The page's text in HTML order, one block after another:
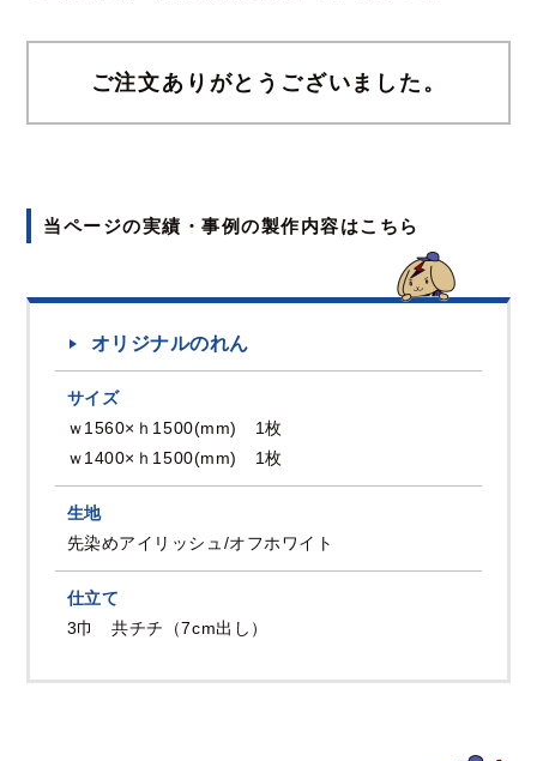
ご注文ありがとうございました。
当ページの実績・事例の製作内容はこちら
オリジナルのれん
サイズ
ｗ1560×ｈ1500(mm) 1枚
ｗ1400×ｈ1500(mm) 1枚
生地
先染めアイリッシュ/オフホワイト
仕立て
3巾 共チチ（7cm出し）